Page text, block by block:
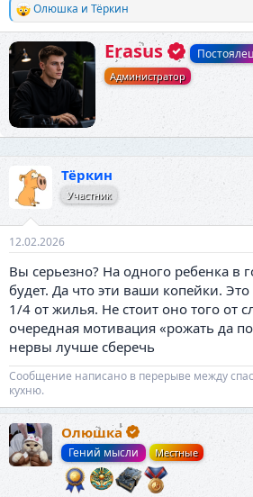
Р
е
а
ц
и
и
Олюшка и Тёркин
А
в
т
Erasus
Администратор
Тёркин
Участник
12.02.2026
Вы серьезно? На одного ребенка в
будет. Да что эти ваши копейки.
1/4 от жилья. Не стоит оно того от
очередная мотивация «рожать да
нервы лучше сберечь
Сообщение написано в перерыве между
кухню.
Олюшка
Гений мысли Местные